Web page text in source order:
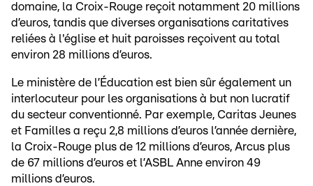
domaine, la Croix-Rouge reçoit notamment 20 millions
d’euros, tandis que diverses organisations caritatives
reliées à l'église et huit paroisses reçoivent au total
environ 28 millions d’euros.
Le ministère de l’Éducation est bien sûr également un
interlocuteur pour les organisations à but non lucratif
du secteur conventionné. Par exemple, Caritas Jeunes
et Familles a reçu 2,8 millions d’euros l’année dernière,
la Croix-Rouge plus de 12 millions d’euros, Arcus plus
de 67 millions d’euros et l’ASBL Anne environ 49
millions d’euros.